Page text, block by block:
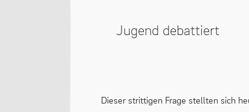
Jugend debattiert
Dieser strittigen Frage stellten sich